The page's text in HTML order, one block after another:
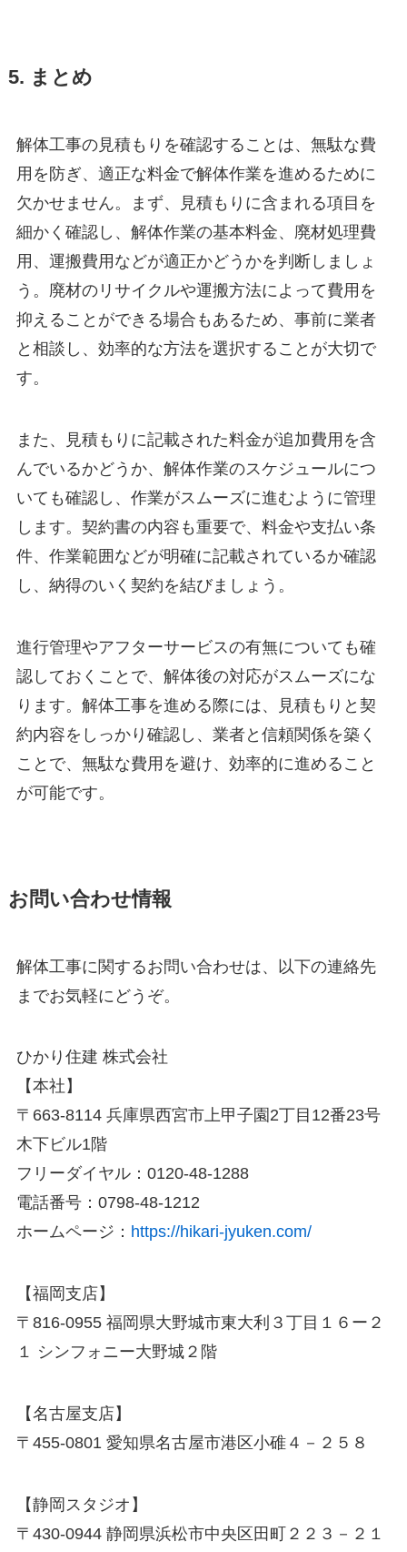
5. まとめ
解体工事の見積もりを確認することは、無駄な費
用を防ぎ、適正な料金で解体作業を進めるために
欠かせません。まず、見積もりに含まれる項目を
細かく確認し、解体作業の基本料金、廃材処理費
用、運搬費用などが適正かどうかを判断しましょ
う。廃材のリサイクルや運搬方法によって費用を
抑えることができる場合もあるため、事前に業者
と相談し、効率的な方法を選択することが大切で
す。
また、見積もりに記載された料金が追加費用を含
んでいるかどうか、解体作業のスケジュールにつ
いても確認し、作業がスムーズに進むように管理
します。契約書の内容も重要で、料金や支払い条
件、作業範囲などが明確に記載されているか確認
し、納得のいく契約を結びましょう。
進行管理やアフターサービスの有無についても確
認しておくことで、解体後の対応がスムーズにな
ります。解体工事を進める際には、見積もりと契
約内容をしっかり確認し、業者と信頼関係を築く
ことで、無駄な費用を避け、効率的に進めること
が可能です。
お問い合わせ情報
解体工事に関するお問い合わせは、以下の連絡先
までお気軽にどうぞ。
ひかり住建 株式会社
【本社】
〒663-8114 兵庫県西宮市上甲子園2丁目12番23号
木下ビル1階
フリーダイヤル：0120-48-1288
電話番号：0798-48-1212
ホームページ： https://hikari-jyuken.com/
【福岡支店】
〒816-0955 福岡県大野城市東大利３丁目１６ー２
１ シンフォニー大野城２階
【名古屋支店】
〒455-0801 愛知県名古屋市港区小碓４－２５８
【静岡スタジオ】
〒430-0944 静岡県浜松市中央区田町２２３－２１